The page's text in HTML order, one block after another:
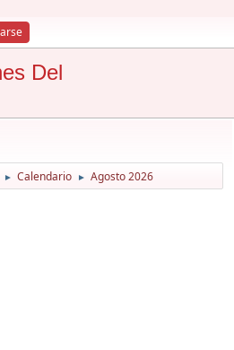
► Calendario ► Agosto 2026